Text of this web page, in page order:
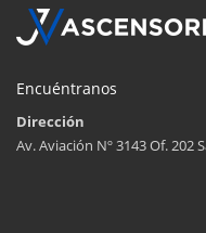
Encuéntranos
Dirección
Av. Aviación Nº 3143 Of. 202